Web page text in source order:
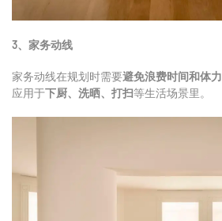
3、 家务动线
家务动线在规划时需要避免浪费时间和体力
应用于下厨、洗晒、打扫等生活场景里。